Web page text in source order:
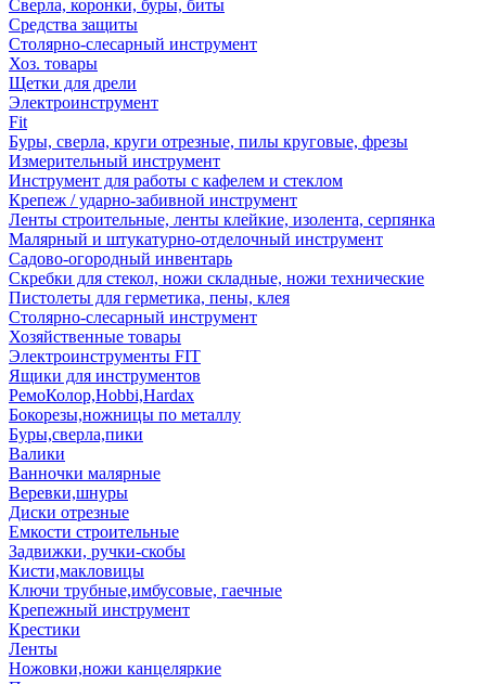
Сверла, коронки, буры, биты
Средства защиты
Столярно-слесарный инструмент
Хоз. товары
Щетки для дрели
Электроинструмент
Fit
Буры, сверла, круги отрезные, пилы круговые, фрезы
Измерительный инструмент
Инструмент для работы с кафелем и стеклом
Крепеж / ударно-забивной инструмент
Ленты строительные, ленты клейкие, изолента, серпянка
Малярный и штукатурно-отделочный инструмент
Садово-огородный инвентарь
Скребки для стекол, ножи складные, ножи технические
Пистолеты для герметика, пены, клея
Столярно-слесарный инструмент
Хозяйственные товары
Электроинструменты FIT
Ящики для инструментов
РемоКолор,Hobbi,Hardax
Бокорезы,ножницы по металлу
Буры,сверла,пики
Валики
Ванночки малярные
Веревки,шнуры
Диски отрезные
Емкости строительные
Задвижки, ручки-скобы
Кисти,макловицы
Ключи трубные,имбусовые, гаечные
Крепежный инструмент
Крестики
Ленты
Ножовки,ножи канцеляркие